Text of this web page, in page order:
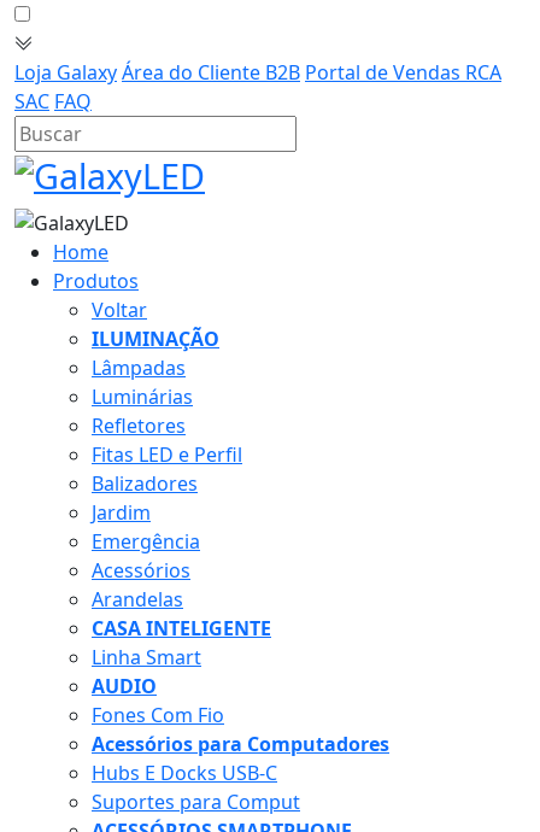
Loja GalaxyÁrea do Cliente B2B Portal de Vendas RCA
SAC FAQ
Home
Produtos
Voltar
ILUMINAÇÃO
Lâmpadas
Luminárias
Refletores
Fitas LED e Perfil
Balizadores
Jardim
Emergência
Acessórios
Arandelas
CASA INTELIGENTE
Linha Smart
AUDIO
Fones Com Fio
Acessórios para Computadores
Hubs E Docks USB-C
Suportes para Comput